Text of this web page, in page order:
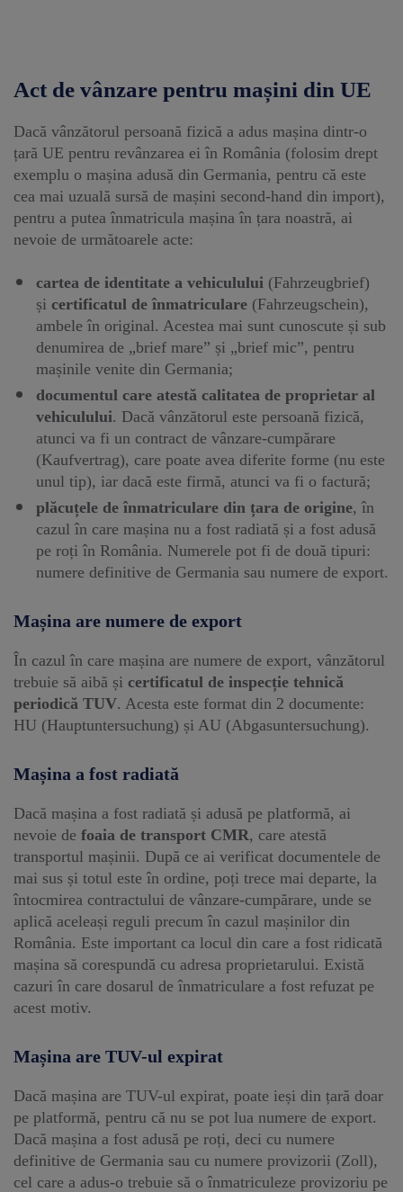
Act de vânzare pentru mașini din UE
Dacă vânzătorul persoană fizică a adus mașina dintr-o
țară UE pentru revânzarea ei în România (folosim drept
exemplu o mașina adusă din Germania, pentru că este
cea mai uzuală sursă de mașini second-hand din import),
pentru a putea înmatricula mașina în țara noastră, ai
nevoie de următoarele acte:
cartea de identitate a vehiculului (Fahrzeugbrief)
și certificatul de înmatriculare (Fahrzeugschein),
ambele în original. Acestea mai sunt cunoscute și sub
denumirea de „brief mare” și „brief mic”, pentru
mașinile venite din Germania;
documentul care atestă calitatea de proprietar al
vehiculului. Dacă vânzătorul este persoană fizică,
atunci va fi un contract de vânzare-cumpărare
(Kaufvertrag), care poate avea diferite forme (nu este
unul tip), iar dacă este firmă, atunci va fi o factură;
plăcuțele de înmatriculare din țara de origine, în
cazul în care mașina nu a fost radiată și a fost adusă
pe roți în România. Numerele pot fi de două tipuri:
numere definitive de Germania sau numere de export.
Mașina are numere de export
În cazul în care mașina are numere de export, vânzătorul
trebuie să aibă și certificatul de inspecție tehnică
periodică TUV. Acesta este format din 2 documente:
HU (Hauptuntersuchung) și AU (Abgasuntersuchung).
Mașina a fost radiată
Dacă mașina a fost radiată și adusă pe platformă, ai
nevoie de foaia de transport CMR, care atestă
transportul mașinii. După ce ai verificat documentele de
mai sus și totul este în ordine, poți trece mai departe, la
întocmirea contractului de vânzare-cumpărare, unde se
aplică aceleași reguli precum în cazul mașinilor din
România. Este important ca locul din care a fost ridicată
mașina să corespundă cu adresa proprietarului. Există
cazuri în care dosarul de înmatriculare a fost refuzat pe
acest motiv.
Mașina are TUV-ul expirat
Dacă mașina are TUV-ul expirat, poate ieși din țară doar
pe platformă, pentru că nu se pot lua numere de export.
Dacă mașina a fost adusă pe roți, deci cu numere
definitive de Germania sau cu numere provizorii (Zoll),
cel care a adus-o trebuie să o înmatriculeze provizoriu pe